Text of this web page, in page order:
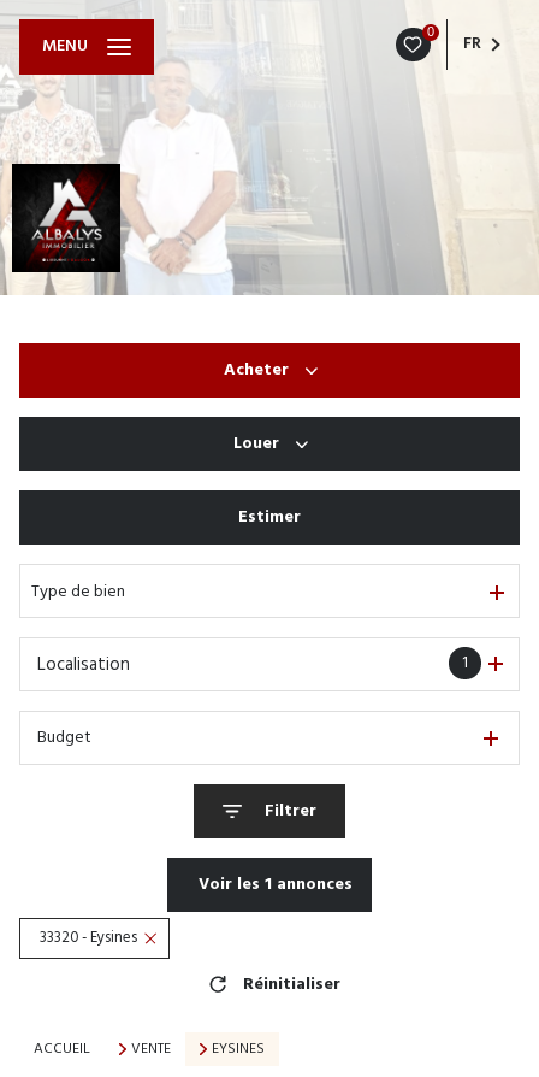
0 FR
MENU
Acheter
De l'immo pro
Louer
De l'immo pro
Estimer
Type de bien
1
Localisation
Budget
Filtrer
Voir les 1 annonces
33320 - Eysines
Réinitialiser
ACCUEIL VENTE EYSINES